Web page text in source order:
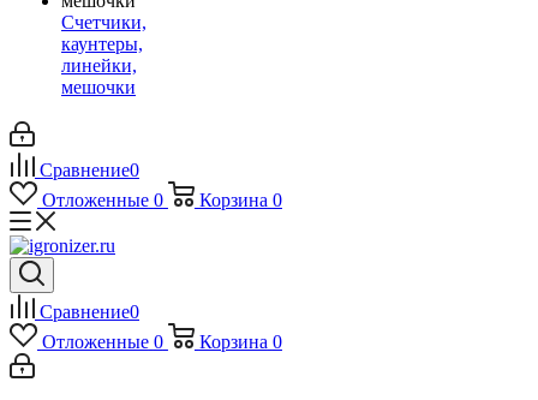
Счетчики,
каунтеры,
линейки,
мешочки
Сравнение0
Отложенные 0 Корзина 0
Сравнение0
Отложенные 0 Корзина 0